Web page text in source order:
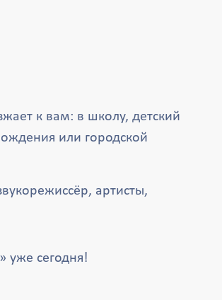
к вам: в школу, детский
или городской
артисты,
уже сегодня!